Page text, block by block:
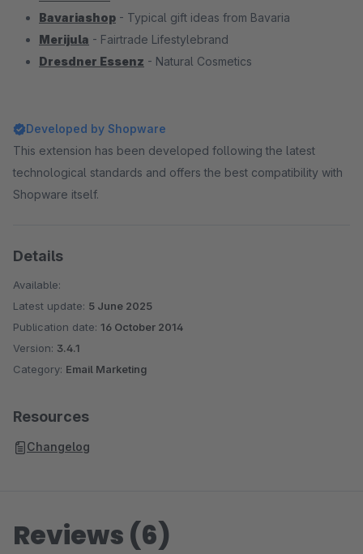
Bavariashop - Typical gift ideas from Bavaria
Merijula - Fairtrade Lifestylebrand
Dresdner Essenz - Natural Cosmetics
Developed by Shopware
This extension has been developed following the latest
technological standards and offers the best compatibility with
Shopware itself.
Details
Available:
Latest update: 5 June 2025
Publication date: 16 October 2014
Version: 3.4.1
Category: Email Marketing
Resources
Changelog
Reviews (6)